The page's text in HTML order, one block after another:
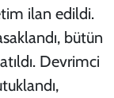
ilan edildi.
bütün
Devrimci